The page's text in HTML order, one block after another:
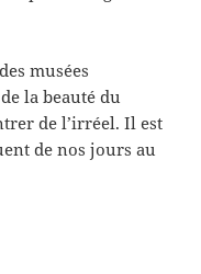
musées
la beauté du
de l’irréel. Il est
de nos jours au